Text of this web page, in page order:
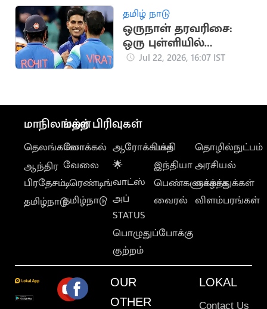
தமிழ் நாடு
ஒருநாள் தரவரிசை:
ஒரு புள்ளியில்
முதலிடத்தை இழந்த
Jul 22, 2026, 16:07 IST
மாநிலங்கள்
தெலங்கானா
ஆந்திர
பிரதேசம்
தமிழ்நாடு
மற்ற பிரிவுகள்
லோக்கல்
வேலை
டிரெண்டிங்
தமிழ்நாடு
ஆரோக்கியம்
🌟
வாட்ஸ்
அப்
STATUS
பொழுதுப்போக்கு
குற்றம்
பக்தி
இந்தியா
பெண்களுக்காக
வைரல்
தொழில்நுட்பம்
அரசியல்
வாழ்த்துக்கள்
விளம்பரங்கள்
OUR
OTHER
LOKAL
Contact Us